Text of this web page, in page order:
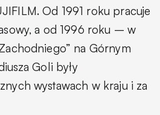
Od 1991 roku pracuje
a od 1996 roku – w
na Górnym
Goli były
wystawach w kraju i za